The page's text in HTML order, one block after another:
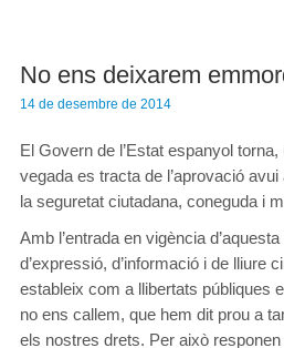
No ens deixarem
14 de desembre de 2014
El Govern de l’Estat espanyol
vegada es tracta de l’aprovació
la seguretat ciutadana, coneguda i
Amb l’entrada en vigència
d’expressió, d’informació i de lliure
estableix com a llibertats públiques
no ens callem, que hem dit prou a
els nostres drets. Per això